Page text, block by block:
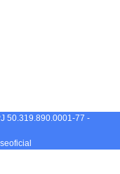
50.319.890.0001-77 -